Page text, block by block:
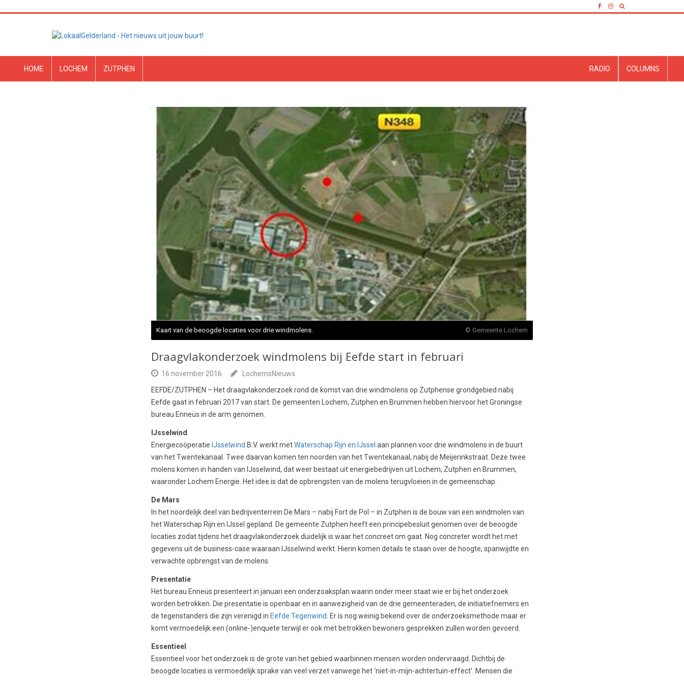
HOME LOCHEM ZUTPHEN COLUMNS
RADIO
Kaart van de beoogde locaties voor drie windmolens. © Gemeente Lochem
Draagvlakonderzoek windmolens bij Eefde start in februari
16 november 2016
LochemsNieuws
EEFDE/ZUTPHEN – Het draagvlakonderzoek rond de komst van drie windmolens op Zutphense grondgebied nabij
Eefde gaat in februari 2017 van start. De gemeenten Lochem, Zutphen en Brummen hebben hiervoor het Groningse
bureau Enneüs in de arm genomen.
IJsselwind
Energiecoöperatie IJsselwind B.V. werkt metWaterschap Rijn en IJssel aan plannen voor drie windmolens in de buurt
van het Twentekanaal. Twee daarvan komen ten noorden van het Twentekanaal, nabij de Meijerinkstraat. Deze twee
molens komen in handen van IJsselwind, dat weer bestaat uit energiebedrijven uit Lochem, Zutphen en Brummen,
waaronder Lochem Energie. Het idee is dat de opbrengsten van de molens terugvloeien in de gemeenschap.
De Mars
In het noordelijk deel van bedrijventerrein De Mars – nabij Fort de Pol – in Zutphen is de bouw van een windmolen van
het Waterschap Rijn en IJssel gepland. De gemeente Zutphen heeft een principebesluit genomen over de beoogde
locaties zodat tijdens het draagvlakonderzoek duidelijk is waar het concreet om gaat. Nog concreter wordt het met
gegevens uit de business-case waaraan IJsselwind werkt. Hierin komen details te staan over de hoogte, spanwijdte en
verwachte opbrengst van de molens.
Presentatie
Het bureau Enneüs presenteert in januari een onderzoaksplan waarin onder meer staat wie er bij het onderzoek
worden betrokken. Die presentatie is openbaar en in aanwezigheid van de drie gemeenteraden, de initiatiefnemers en
de tegenstanders die zijn verenigd in Eefde Tegenwind
. Er is nog weinig bekend over de onderzoeksmethode maar er
komt vermoedelijk een (online-)enquete terwijl er ook met betrokken bewoners gesprekken zullen worden gevoerd.
Essentieel
Essentieel voor het onderzoek is de grote van het gebied waarbinnen mensen worden ondervraagd. Dichtbij de
beoogde locaties is vermoedelijk sprake van veel verzet vanwege het ‘niet-in-mijn-achtertuin-effect’. Mensen die